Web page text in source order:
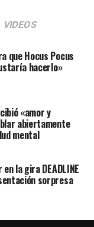
VIDEOS
que Hocus Pocus
hacerlo»
«amor y
abiertamente
mental
la gira DEADLINE
sorpresa